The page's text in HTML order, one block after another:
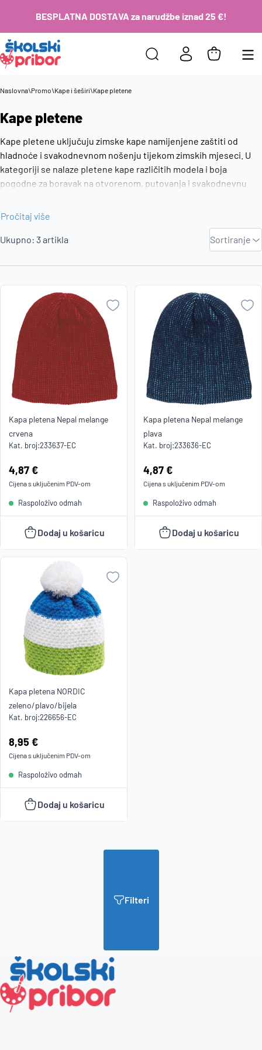
BESPLATNA DOSTAVA za narudžbe iznad 25 €!
Naslovna\Promo\Kape i šeširi\Kape pletene
Kape pletene
Kape pletene uključuju zimske kape namijenjene zaštiti od
hladnoće i svakodnevnom nošenju tijekom zimskih mjeseci. U
kategoriji se nalaze pletene kape različitih modela i boja
pogodne za boravak na otvorenom, putovanja i svakodnevnu
vrijeme i praktičan dodatak za zimu.
Pročitaj više
Ukupno: 3artikla Sortiranje
Zadano
Najviša
cijena
Najniža
cijena
Naziv A-
Z
Naziv Z-
A
Kapa pletena Nepal melange
crvena
Kat. broj:233637-EC
Cijena:
4,87 €
Cijena s uključenim PDV-om
Raspoloživo odmah
Dodaj u košaricu
Kapa pletena Nepal melange
plava
Kat. broj:233636-EC
Cijena:
4,87 €
Cijena s uključenim PDV-om
Raspoloživo odmah
Dodaj u košaricu
Kapa pletena NORDIC
zeleno/plavo/bijela
Kat. broj:226656-EC
Cijena:
8,95 €
Cijena s uključenim PDV-om
Raspoloživo odmah
Dodaj u košaricu
Filteri